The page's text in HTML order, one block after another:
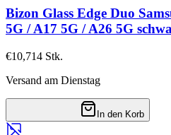
Bizon Glass Edge Duo
5G / A17 5G / A26 5G
€10,714 Stk.
Versand am Dienstag
In den Korb